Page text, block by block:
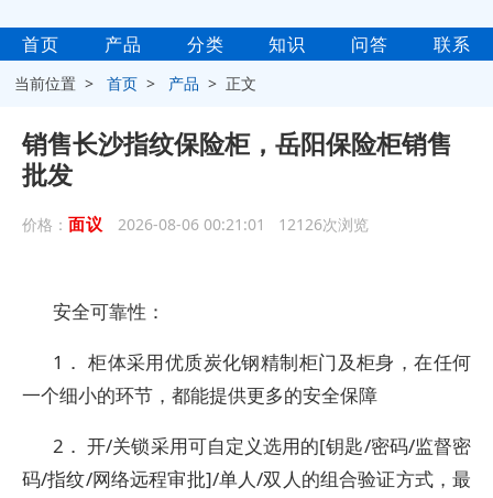
首页 产品 分类 知识 问答 联系
当前位置 >首页 > 产品 > 正文
销售长沙指纹保险柜，岳阳保险柜销售
批发
价格： 面议 2026-08-06 00:21:01 12126次浏览
安全可靠性：
1． 柜体采用优质炭化钢精制柜门及柜身，在任何
一个细小的环节，都能提供更多的安全保障
2． 开/关锁采用可自定义选用的[钥匙/密码/监督密
码/指纹/网络远程审批]/单人/双人的组合验证方式，最